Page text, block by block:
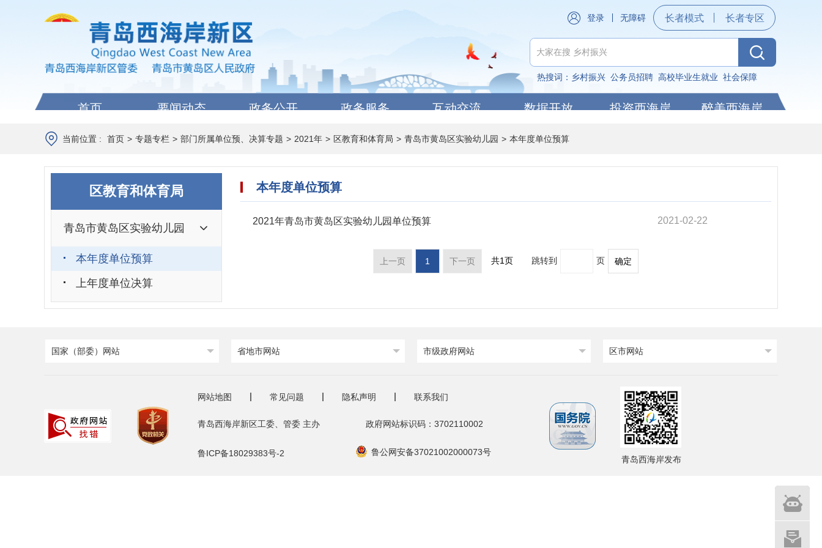
登录 无障碍 长者模式 长者专区
热搜词： 乡村振兴 公务员招聘 高校毕业生就业 社会保障
首页 要闻动态 政务公开 政务服务 互动交流 数据开放 投资西海岸 醉美西海岸
当前位置 : 首页 > 专题专栏 > 部门所属单位预、决算专题 > 2021年 > 区教育和体育局 > 青岛市黄岛区实验幼儿园 > 本年度单位预算
区教育和体育局
青岛市黄岛区实验幼儿园
本年度单位预算
上年度单位决算
本年度单位预算
2021年青岛市黄岛区实验幼儿园单位预算 2021-02-22
上一页 1 下一页 共1页 跳转到 页 确定
国家（部委）网站 省地市网站 市级政府网站 区市网站
网站地图 常见问题 隐私声明 联系我们
青岛西海岸新区工委、管委 主办 政府网站标识码：3702110002
鲁ICP备18029383号-2 鲁公网安备37021002000073号
青岛西海岸发布
智能
问答
网站建设
意见征集